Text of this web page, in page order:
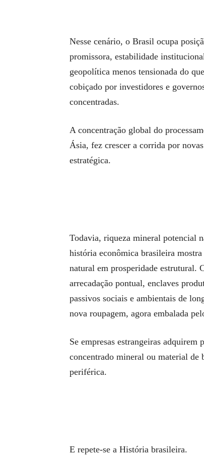
Nesse cenário, o Brasil ocupa
promissora, estabilidade
geopolítica menos tensionada do
cobiçado por investidores e
concentradas.
A concentração global do
Ásia, fez crescer a corrida por
estratégica.
Todavia, riqueza mineral potencial
história econômica brasileira
natural em prosperidade estrutural.
arrecadação pontual, enclaves
passivos sociais e ambientais de
nova roupagem, agora embalada
Se empresas estrangeiras
concentrado mineral ou material de
periférica.
E repete-se a História brasileira.